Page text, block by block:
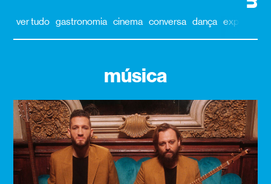
ver tudo gastronomia cinema conversa dança exposição
música